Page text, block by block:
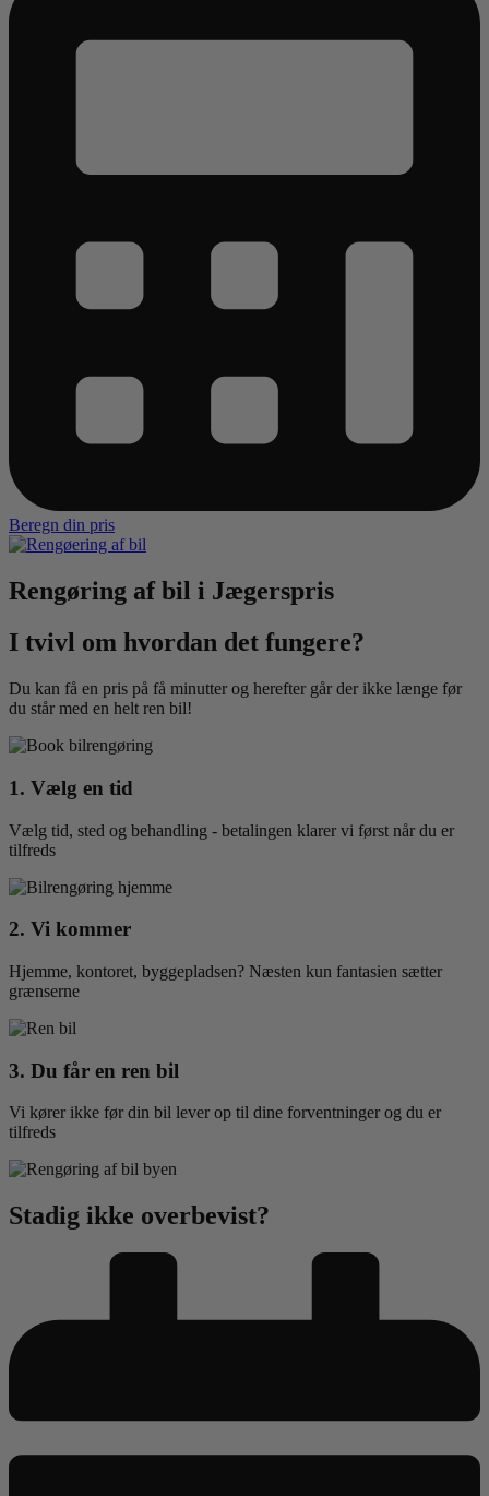
Beregn din pris
Rengøring af bil i Jægerspris
I tvivl om hvordan det fungere?
Du kan få en pris på få minutter og herefter går der ikke længe før
du står med en helt ren bil!
1. Vælg en tid
Vælg tid, sted og behandling - betalingen klarer vi først når du er
tilfreds
2. Vi kommer
Hjemme, kontoret, byggepladsen? Næsten kun fantasien sætter
grænserne
3. Du får en ren bil
Vi kører ikke før din bil lever op til dine forventninger og du er
tilfreds
Stadig ikke overbevist?